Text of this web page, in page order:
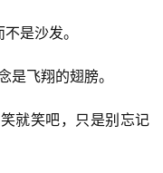
是沙发。
是飞翔的翅膀。
就笑吧，只是别忘记